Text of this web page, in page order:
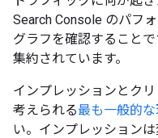
Search Console のパフ
グラフを確認すること
集約されています。
インプレッションとク
考えられる最も一般的
い。インプレッション